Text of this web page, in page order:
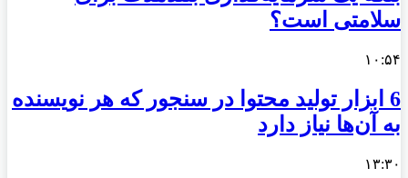
سلامتی است؟
۱۰:۵۴
6 ابزار تولید محتوا در سنجور که هر نویسنده
به آن‌ها نیاز دارد
۱۳:۳۰